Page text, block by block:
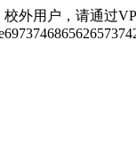
外用户，请通过